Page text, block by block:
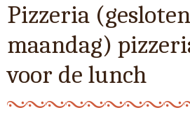
Pizzeria
maandag)
voor de lunch